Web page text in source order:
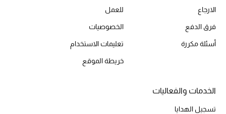
الارجاع
فرق الدفع
أسئلة مكررة
للعمل
الخصوصيات
تعليمات الاستخدام
خريطة الموقع
الخدمات والفعاليات
تسجيل الهدايا